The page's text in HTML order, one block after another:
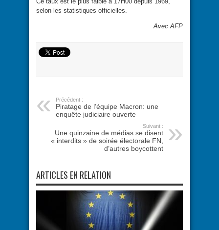
selon les statistiques officielles.
Avec AFP
Précédent :
Piratage de l’équipe Macron: une
enquête judiciaire ouverte
Suivant :
Une quinzaine de médias se disent
« interdits » de soirée électorale FN,
d’autres boycottent
ARTICLES EN RELATION